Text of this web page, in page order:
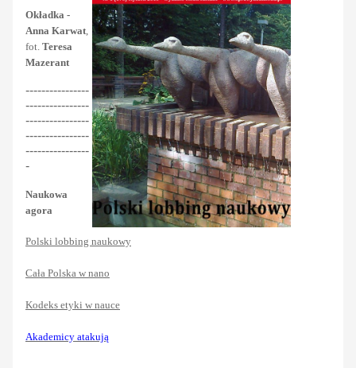
Okładka -
Anna Karwat
fot. Teresa
Mazerant
----------------
----------------
----------------
----------------
----------------
-
Naukowa
agora
Polski lobbing naukowy
Cała Polska w nano
Kodeks etyki w nauce
Akademicy atakują